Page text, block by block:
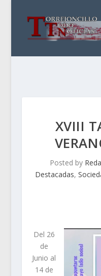
XVIII
Posted by
Destacadas,
Del 26
de
Junio al
14 de